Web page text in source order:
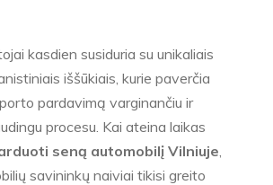
kasdien susiduria su unikaliais
iššūkiais, kurie paverčia
pardavimą varginančiu ir
procesu. Kai ateina laikas
seną automobilį Vilniuje
savininkų naiviai tikisi greito